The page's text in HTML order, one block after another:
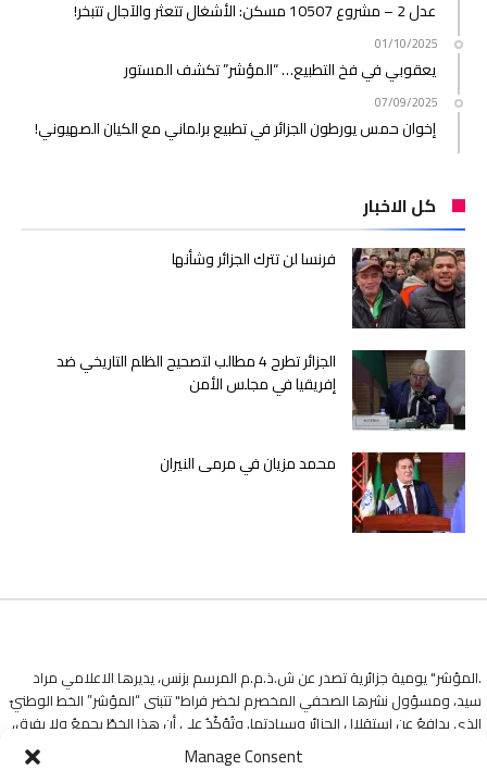
Manage Consent
عدل 2 – مشروع 10507 مسكن: الأشغال تتعثر والآجال تتبخر!
01/10/2025
يعقوبي في فخ التطبيع… “المؤشر” تكشف المستور
07/09/2025
إخوان حمس يورطون الجزائر في تطبيع برلماني مع الكيان الصهيوني!
كل الاخبار
فرنسا لن تترك الجزائر وشأنها
الجزائر تطرح 4 مطالب لتصحيح الظلم التاريخي ضد
إفريقيا في مجلس الأمن
محمد مزيان في مرمى النيران
.المؤشر" يومية جزائرية تصدر عن ش.ذ.م.م المرسم بزنس، يديرها الاعلامي مراد
سيد، ومسؤول نشرها الصحفي المخصرم لخضر فراط" تتبنى “المؤشر” الخط الوطنيّ
الذي يدافعُ عن استقلالِ الجزائرِ وسيادتها. وتُؤكّدُ على أن هذا الخطّ يجمعُ ولا يفرق،
وأنّهُ طريقها ومنارةُ دربها في هذه التجربةِ الإعلاميةِ.